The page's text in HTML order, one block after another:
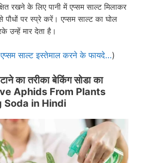
रखने के लिए पानी में एप्सम साल्ट मिलाकर
पर स्प्रे करें। एप्सम साल्ट का घोल
उन्हें मार देता है।
एप्सम साल्ट इस्तेमाल करने के फायदे…)
का तरीका बेकिंग सोडा का
Aphids From Plants
Soda in Hindi